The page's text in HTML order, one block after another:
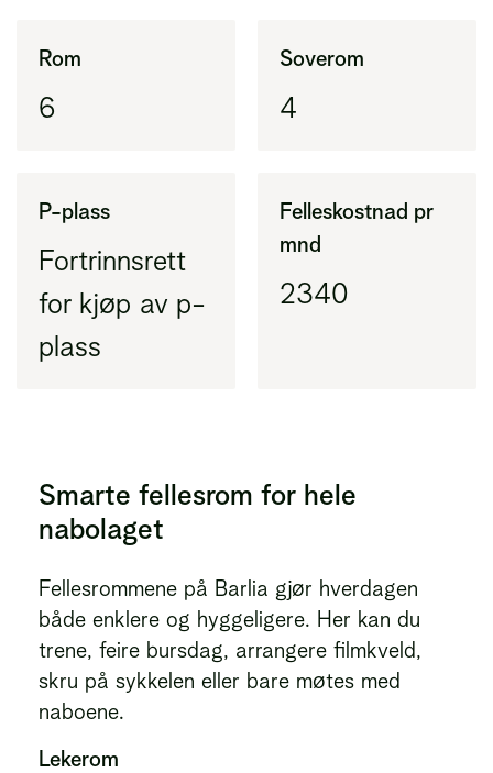
Rom
6
Soverom
4
P-plass
Fortrinnsrett
for kjøp av p-
plass
Felleskostnad pr
mnd
2340
Smarte fellesrom for hele
nabolaget
Fellesrommene på Barlia gjør hverdagen
både enklere og hyggeligere. Her kan du
trene, feire bursdag, arrangere filmkveld,
skru på sykkelen eller bare møtes med
naboene.
Lekerom